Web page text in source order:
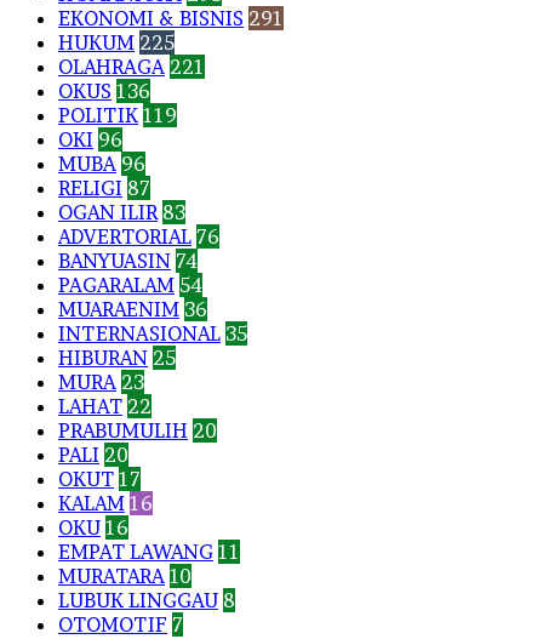
EKONOMI & BISNIS 291
HUKUM 225
OLAHRAGA 221
OKUS 136
POLITIK 119
OKI 96
MUBA 96
RELIGI 87
OGAN ILIR 83
ADVERTORIAL 76
BANYUASIN 74
PAGARALAM 54
MUARAENIM 36
INTERNASIONAL 35
HIBURAN 25
MURA 23
LAHAT 22
PRABUMULIH 20
PALI 20
OKUT 17
KALAM 16
OKU 16
EMPAT LAWANG 11
MURATARA 10
LUBUK LINGGAU 8
OTOMOTIF 7